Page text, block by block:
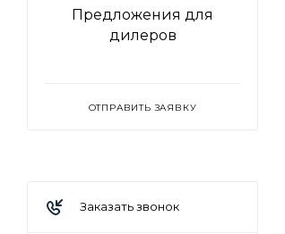
Предложения для
дилеров
ОТПРАВИТЬ ЗАЯВКУ
Заказать звонок